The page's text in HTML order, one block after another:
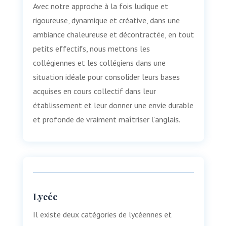
Avec notre approche à la fois ludique et
rigoureuse, dynamique et créative, dans une
ambiance chaleureuse et décontractée, en tout
petits effectifs, nous mettons les
collégiennes et les collégiens dans une
situation idéale pour consolider leurs bases
acquises en cours collectif dans leur
établissement et leur donner une envie durable
et profonde de vraiment maîtriser l’anglais.
Lycée
Il existe deux catégories de lycéennes et